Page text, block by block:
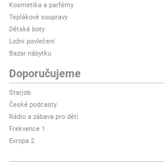
Kosmetika a parfémy
Teplákové soupravy
Dětské boty
Ložní povlečení
Bazar nábytku
Doporučujeme
Starjob
České podcasty
Rádio a zábava pro děti
Frekvence 1
Evropa 2